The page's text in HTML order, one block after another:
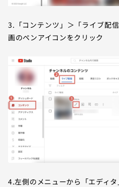
3.「コンテンツ」＞「ライブ配
画のペンアイコンをクリック
4.左側のメニューから「エディ